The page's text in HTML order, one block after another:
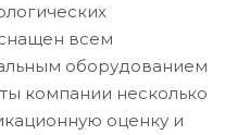
всем
оборудованием
компании несколько
оценку и